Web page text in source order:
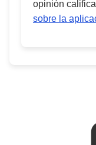
opinión
sobre la